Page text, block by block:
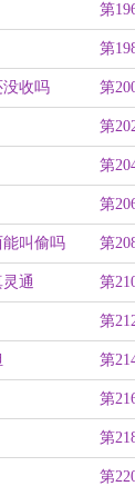
第
第
没收吗 第
第
第
第
能叫偷吗 第
通 第
第
第
第
第
第